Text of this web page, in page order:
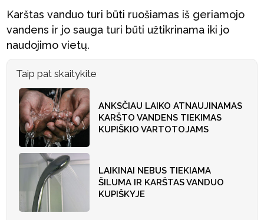
Karštas vanduo turi būti ruošiamas iš geriamojo
vandens ir jo sauga turi būti užtikrinama iki jo
naudojimo vietų.
Taip pat skaitykite
ANKSČIAU LAIKO ATNAUJINAMAS
KARŠTO VANDENS TIEKIMAS
KUPIŠKIO VARTOTOJAMS
LAIKINAI NEBUS TIEKIAMA
ŠILUMA IR KARŠTAS VANDUO
KUPIŠKYJE